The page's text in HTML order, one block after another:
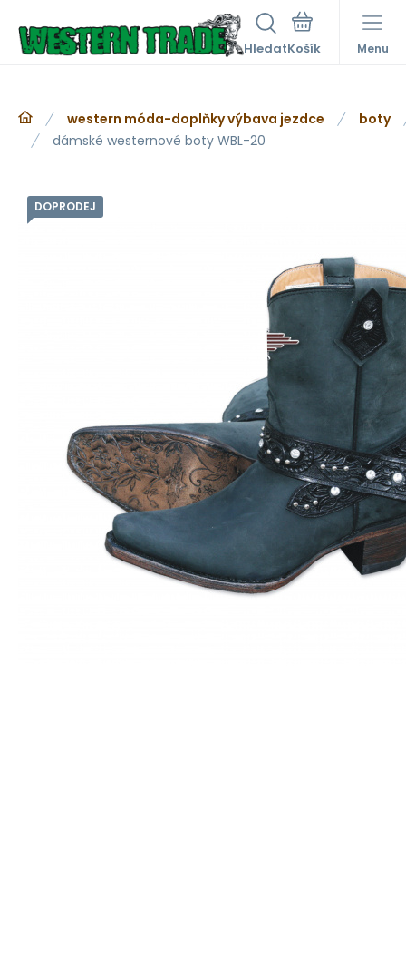
Hledat Menu
western móda-doplňky výbava jezdce
boty
dámské westernové boty WBL-20
DOPRODEJ